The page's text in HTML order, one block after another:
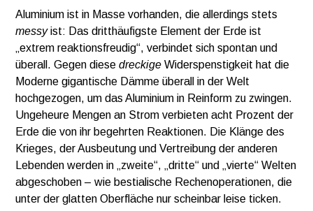
Aluminium ist in Masse vorhanden, die allerdings stets
messyist: Das dritthäufigste Element der Erde ist
„extrem reaktionsfreudig“, verbindet sich spontan und
überall. Gegen diesedreckigeWiderspenstigkeit hat die
Moderne gigantische Dämme überall in der Welt
hochgezogen, um das Aluminium in Reinform zu zwingen.
Ungeheure Mengen an Strom verbieten acht Prozent der
Erde die von ihr begehrten Reaktionen. Die Klänge des
Krieges, der Ausbeutung und Vertreibung der anderen
Lebenden werden in „zweite“, „dritte“ und „vierte“ Welten
abgeschoben – wie bestialische Rechenoperationen, die
unter der glatten Oberfläche nur scheinbar leise ticken.